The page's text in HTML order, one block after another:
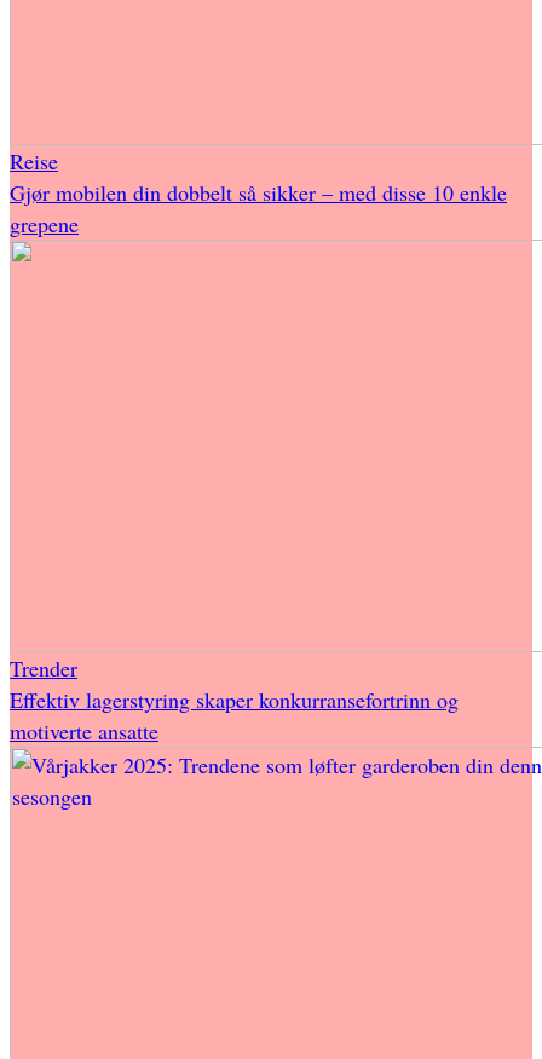
Reise
Gjør mobilen din dobbelt så sikker – med disse 10 enkle
grepene
Trender
Effektiv lagerstyring skaper konkurransefortrinn og
motiverte ansatte